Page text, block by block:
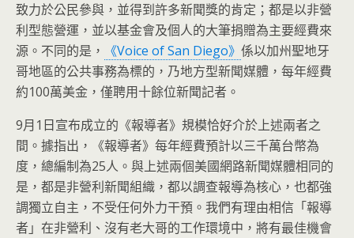
致力於公民參與，並得到許多新聞獎的肯定；都是以非營
利型態營運，並以基金會及個人的大筆捐贈為主要經費來
源。不同的是，
《Voice of San Diego》 係以加州聖地牙
哥地區的公共事務為標的，乃地方型新聞媒體，每年經費
約100萬美金，僅聘用十餘位新聞記者。
9月1日宣布成立的《報導者》規模恰好介於上述兩者之
間。據指出，《報導者》每年經費預計以三千萬台幣為
度，總編制為25人。與上述兩個美國網路新聞媒體相同的
是，都是非營利新聞組織，都以調查報導為核心，也都強
調獨立自主，不受任何外力干預。我們有理由相信「報導
者」在非營利、沒有老大哥的工作環境中，將有最佳機會